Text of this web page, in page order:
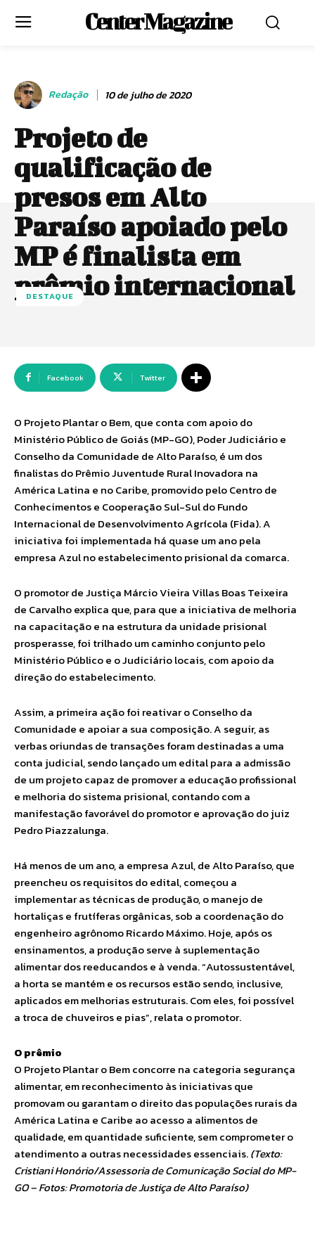
Center Magazine
Redação 10 de julho de 2020
Projeto de
qualificação de
presos em Alto
Paraíso apoiado pelo
MP é finalista em
prêmio internacional
DESTAQUE
Facebook Twitter
O Projeto Plantar o Bem, que conta com apoio do
Ministério Público de Goiás (MP-GO), Poder Judiciário e
Conselho da Comunidade de Alto Paraíso, é um dos
finalistas do Prêmio Juventude Rural Inovadora na
América Latina e no Caribe, promovido pelo Centro de
Conhecimentos e Cooperação Sul-Sul do Fundo
Internacional de Desenvolvimento Agrícola (Fida). A
iniciativa foi implementada há quase um ano pela
empresa Azul no estabelecimento prisional da comarca.
O promotor de Justiça Márcio Vieira Villas Boas Teixeira
de Carvalho explica que, para que a iniciativa de melhoria
na capacitação e na estrutura da unidade prisional
prosperasse, foi trilhado um caminho conjunto pelo
Ministério Público e o Judiciário locais, com apoio da
direção do estabelecimento.
Assim, a primeira ação foi reativar o Conselho da
Comunidade e apoiar a sua composição. A seguir, as
verbas oriundas de transações foram destinadas a uma
conta judicial, sendo lançado um edital para a admissão
de um projeto capaz de promover a educação profissional
e melhoria do sistema prisional, contando com a
manifestação favorável do promotor e aprovação do juiz
Pedro Piazzalunga.
Há menos de um ano, a empresa Azul, de Alto Paraíso, que
preencheu os requisitos do edital, começou a
implementar as técnicas de produção, o manejo de
hortaliças e frutíferas orgânicas, sob a coordenação do
engenheiro agrônomo Ricardo Máximo. Hoje, após os
ensinamentos, a produção serve à suplementação
alimentar dos reeducandos e à venda. “Autossustentável,
a horta se mantém e os recursos estão sendo, inclusive,
aplicados em melhorias estruturais. Com eles, foi possível
a troca de chuveiros e pias”, relata o promotor.
O prêmio
O Projeto Plantar o Bem concorre na categoria segurança
alimentar, em reconhecimento às iniciativas que
promovam ou garantam o direito das populações rurais da
América Latina e Caribe ao acesso a alimentos de
qualidade, em quantidade suficiente, sem comprometer o
atendimento a outras necessidades essenciais.(Texto:
Cristiani Honório/Assessoria de Comunicação Social do MP-
GO – Fotos: Promotoria de Justiça de Alto Paraíso)